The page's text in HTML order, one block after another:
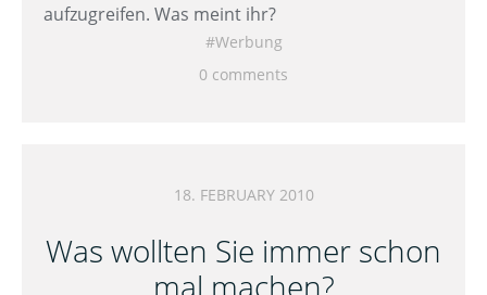
aufzugreifen. Was meint ihr?
Werbung
0 comments
18. FEBRUARY 2010
Was wollten Sie immer schon
mal machen?